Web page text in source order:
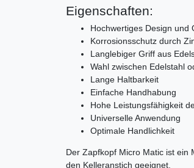
Eigenschaften:
Hochwertiges Design und
Korrosionsschutz durch
Langlebiger Griff aus
Wahl zwischen Edelstahl
Lange Haltbarkeit
Einfache Handhabung
Hohe Leistungsfähigkeit
Universelle Anwendung
Optimale Handlichkeit
Der Zapfkopf Micro Matic ist ein
den Kelleranstich geeignet.